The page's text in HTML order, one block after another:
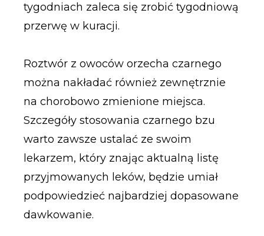
tygodniach zaleca się zrobić tygodniową
przerwę w kuracji.
Roztwór z owoców orzecha czarnego
można nakładać również zewnętrznie
na chorobowo zmienione miejsca.
Szczegóły stosowania czarnego bzu
warto zawsze ustalać ze swoim
lekarzem, który znając aktualną listę
przyjmowanych leków, będzie umiał
podpowiedzieć najbardziej dopasowane
dawkowanie.